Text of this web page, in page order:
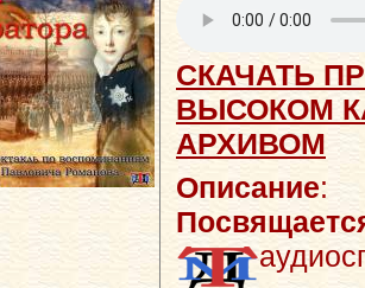
СКАЧАТЬ
ВЫСОКОМ
АРХИВОМ
Описание: